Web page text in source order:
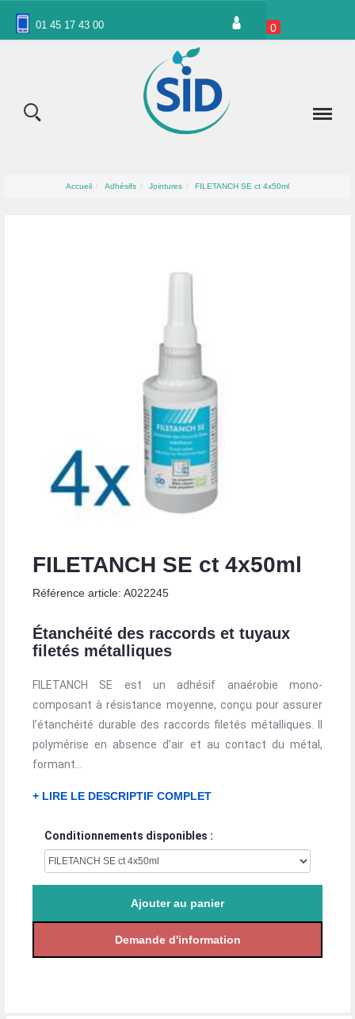
01 45 17 43 00 0
Accueil Adhésifs Jointures FILETANCH SE ct 4x50ml
FILETANCH SE ct 4x50ml
Référence article: A022245
Étanchéité des raccords et tuyaux
filetés métalliques
FILETANCH SE est un adhésif anaérobie mono-
composant à résistance moyenne, conçu pour assurer
l’étanchéité durable des raccords filetés métalliques. Il
polymérise en absence d’air et au contact du métal,
formant...
+ LIRE LE DESCRIPTIF COMPLET
Conditionnements disponibles :